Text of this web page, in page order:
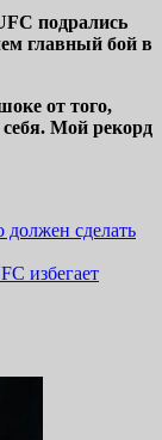
подрались
главный бой в
от того,
Мой рекорд
должен сделать
избегает